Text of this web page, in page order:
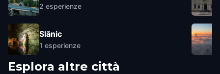
2 esperienze
Slănic
1 esperienze
Esplora altre città